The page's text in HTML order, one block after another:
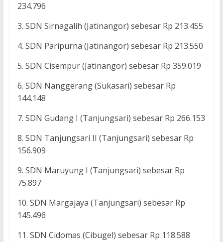
234.796
3. SDN Sirnagalih (Jatinangor) sebesar Rp 213.455
4. SDN Paripurna (Jatinangor) sebesar Rp 213.550
5. SDN Cisempur (Jatinangor) sebesar Rp 359.019
6. SDN Nanggerang (Sukasari) sebesar Rp
144.148
7. SDN Gudang I (Tanjungsari) sebesar Rp 266.153
8. SDN Tanjungsari II (Tanjungsari) sebesar Rp
156.909
9. SDN Maruyung I (Tanjungsari) sebesar Rp
75.897
10. SDN Margajaya (Tanjungsari) sebesar Rp
145.496
11. SDN Cidomas (Cibugel) sebesar Rp 118.588